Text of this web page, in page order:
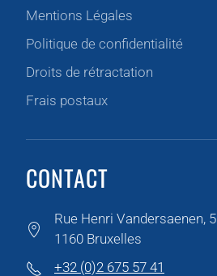
Mentions Légales
Politique de confidentialité
Droits de rétractation
Frais postaux
CONTACT
Rue Henri Vandersaenen, 5
1160 Bruxelles
+32 (0)2 675 57 41